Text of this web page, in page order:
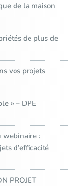
de la maison
de plus de
vos projets
» – DPE
webinaire :
d’efficacité
PROJET